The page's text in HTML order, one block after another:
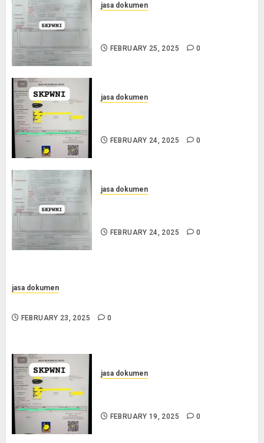
jasa dokumen
FEBRUARY 25, 2025 0
jasa dokumen
FEBRUARY 24, 2025 0
jasa dokumen
FEBRUARY 24, 2025 0
jasa dokumen
FEBRUARY 23, 2025 0
jasa dokumen
FEBRUARY 19, 2025 0